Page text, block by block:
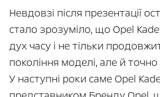
Невдовзі після презентації
стало зрозуміло, що Opel
дух часу і не тільки
покоління моделі, але й
У наступні роки саме Opel